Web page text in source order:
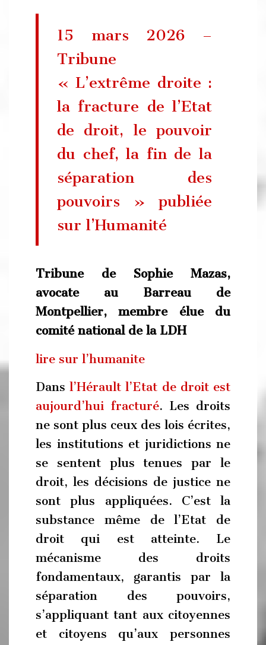
15 mars 2026 –
Tribune
« L’extrême droite :
la fracture de l’Etat
de droit, le pouvoir
du chef, la fin de la
séparation des
pouvoirs » publiée
sur l’Humanité
Tribune de Sophie Mazas,
avocate au Barreau de
Montpellier, membre élue du
comité national de la LDH
lire sur l’humanite
Dansl’Hérault l’Etat de droit est
aujourd’hui fracturé. Les droits
ne sont plus ceux des lois écrites,
les institutions et juridictions ne
se sentent plus tenues par le
droit, les décisions de justice ne
sont plus appliquées. C’est la
substance même de l’Etat de
droit qui est atteinte. Le
mécanisme des droits
fondamentaux, garantis par la
séparation des pouvoirs,
s’appliquant tant aux citoyennes
et citoyens qu’aux personnes